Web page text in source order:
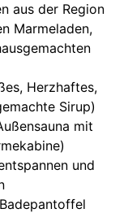
aus der Region
Marmeladen,
Herzhaftes,
Sirup)
mit
und